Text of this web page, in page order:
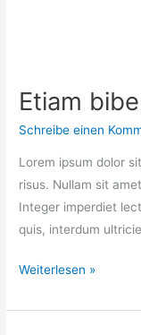
Etiam
Schreibe einen
Lorem ipsum dolor
risus. Nullam sit
Integer imperdiet
quis, interdum
Etiam
elit
Weiterlesen »